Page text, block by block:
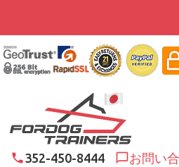
352-450-8444 お問い